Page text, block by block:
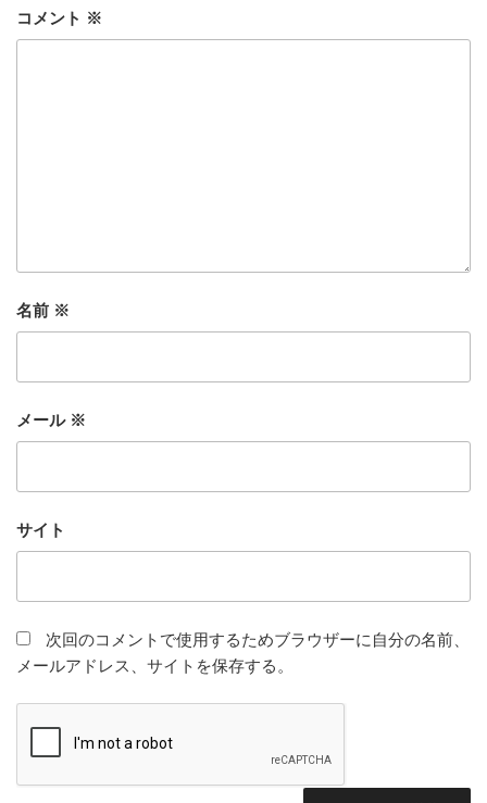
コメント ※
名前 ※
メール ※
サイト
次回のコメントで使用するためブラウザーに自分の名前、
メールアドレス、サイトを保存する。